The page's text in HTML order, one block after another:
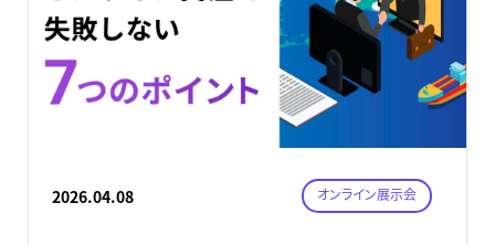
2026.04.08 オンライン展示会